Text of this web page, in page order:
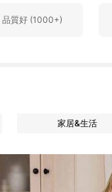
3.8K 追蹤者
品質好 (1000+)
家居&生活